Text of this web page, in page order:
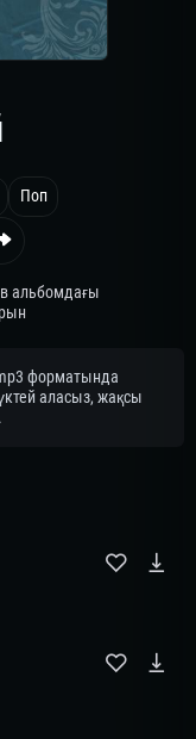
Поп
альбомдағы
форматында
аласыз, жақсы